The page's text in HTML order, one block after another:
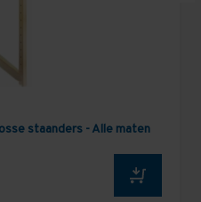
staanders - Alle maten